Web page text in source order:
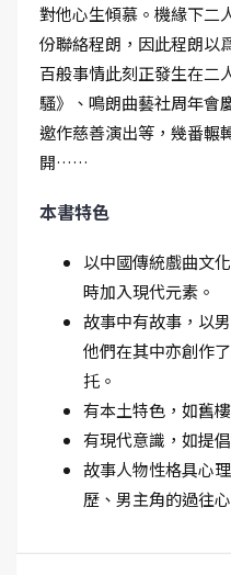
對他心生傾慕。機緣下二
份聯絡程朗，因此程朗以
百般事情此刻正發生在二
騷》、鳴朗曲藝社周年會
邀作慈善演出等，幾番輾
開……
本書特色
以中國傳統戲曲文
時加入現代元素。
故事中有故事，以
他們在其中亦創作
托。
有本土特色，如舊
有現代意識，如提
故事人物性格具心
歷、男主角的過往